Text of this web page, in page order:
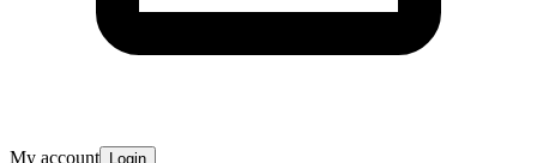
My account Login